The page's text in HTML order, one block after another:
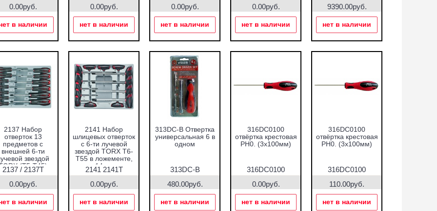
0.00руб.
в наличии
0.00руб.
нет в наличии
0.00руб.
нет в наличии
0.00руб.
нет в наличии
9390.00руб.
нет в наличии
2137 Набор
отверток 13
предметов с
внешней 6-ти
звездой
(T5-T45)
13пр.
2137 / 2137T
0.00руб.
в наличии
2141 Набор
шлицевых отверток
с 6-ти лучевой
звездой TORX T6-
T55 в ложементе,
14пр.
2141 2141T
0.00руб.
нет в наличии
313DC-B Отвертка
универсальная 6 в
одном
313DC-B
480.00руб.
нет в наличии
316DC0100
отвёртка крестовая
PH0. (3x100мм)
316DC0100
0.00руб.
нет в наличии
316DC0100
отвёртка крестовая
PH0. (3x100мм)
316DC0100
110.00руб.
нет в наличии